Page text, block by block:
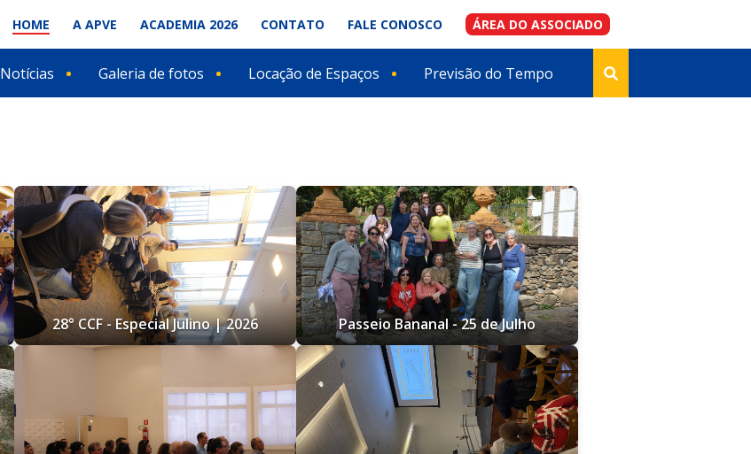
HOME A APVE ACADEMIA 2026 CONTATO FALE CONOSCO ÁREA DO ASSOCIADO
Notícias Galeria de fotos Locação de Espaços Previsão do Tempo
28° CCF - Especial Julino | 2026 Passeio Bananal - 25 de Julho